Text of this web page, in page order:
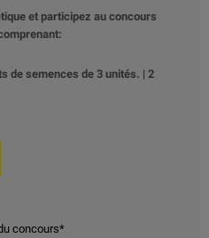
et participez au concours
de semences de 3 unités. | 2
concours*